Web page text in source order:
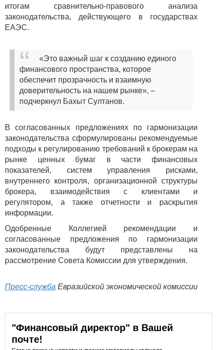
итогам сравнительно-правового анализа
законодательства, действующего в государствах
ЕАЭС.
«Это важный шаг к созданию единого
финансового пространства, которое
обеспечит прозрачность и взаимную
доверительность на нашем рынке», –
подчеркнул Бахыт Султанов.
В согласованных предложениях по гармонизации
законодательства сформулированы рекомендуемые
подходы к регулированию требований к брокерам на
рынке ценных бумаг в части финансовых
показателей, систем управления рисками,
внутреннего контроля, организационной структуры
брокера, взаимодействия с клиентами и
регулятором, а также отчетности и раскрытия
информации.
Одобренные Коллегией рекомендации и
согласованные предложения по гармонизации
законодательства будут представлены на
рассмотрение Совета Комиссии для утверждения.
Пресс-служба Евразийской экономической комиссии
"Финансовый директор" в Вашей
почте!